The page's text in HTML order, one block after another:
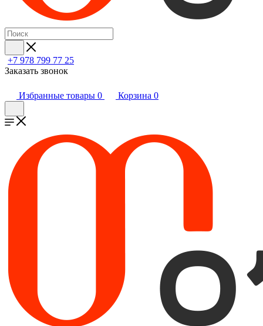
+7 978 799 77 25
Заказать звонок
Избранные товары 0 Корзина 0